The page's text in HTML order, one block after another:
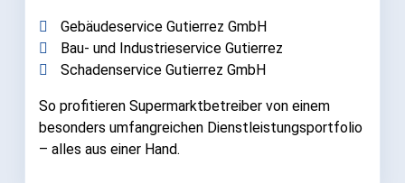
Gebäudeservice Gutierrez GmbH
Bau- und Industrieservice Gutierrez
Schadenservice Gutierrez GmbH
So profitieren Supermarktbetreiber von einem
besonders umfangreichen Dienstleistungsportfolio
– alles aus einer Hand.